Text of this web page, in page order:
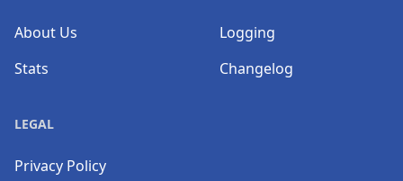
About Us
Stats
Logging
Changelog
LEGAL
Privacy Policy